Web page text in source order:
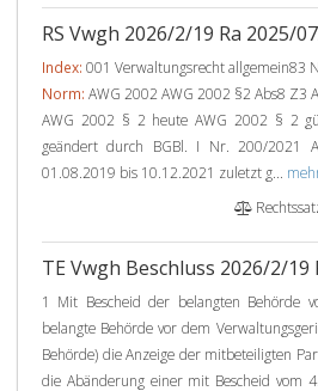
RS Vwgh 2026/2/19 Ra 2025/
Index: 001 Verwaltungsrecht allgemein83
Norm: AWG 2002 AWG 2002 §2 Abs8 Z3
AWG 2002 § 2 heute AWG 2002 § 2
geändert durch BGBl. I Nr. 200/2021
01.08.2019 bis 10.12.2021 zuletzt g...
TE Vwgh Beschluss 2026/2/19
1 Mit Bescheid der belangten Behörde
belangte Behörde vor dem
Behörde) die Anzeige der mitbeteiligten
die Abänderung einer mit Bescheid vom